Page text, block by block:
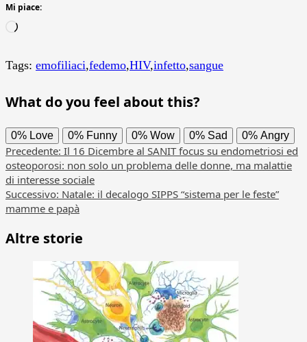
Mi piace:
Caricamento
Tags: emofiliaci,fedemo,HIV,infetto,sangue
What do you feel about this?
0% Love 0% Funny 0% Wow 0% Sad 0% Angry
Navigazione
articolo
Precedente: Il 16 Dicembre al SANIT focus su endometriosi ed
osteoporosi: non solo un problema delle donne, ma malattie
di interesse sociale
Successivo: Natale: il decalogo SIPPS “sistema per le feste”
mamme e papà
Altre storie